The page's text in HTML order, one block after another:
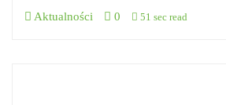
Aktualności 0 51 sec read